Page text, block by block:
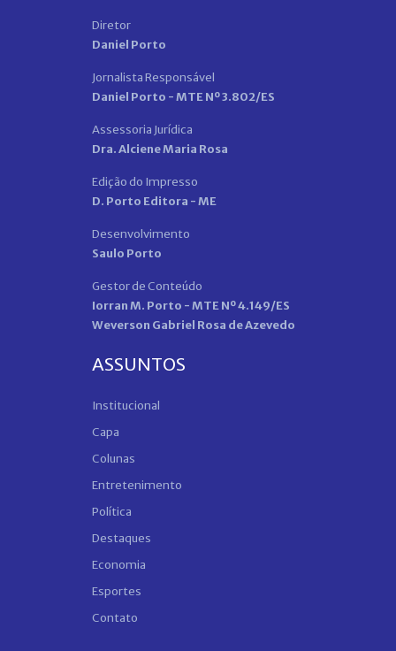
Diretor
Daniel Porto
Jornalista Responsável
Daniel Porto - MTE Nº 3.802/ES
Assessoria Jurídica
Dra. Alciene Maria Rosa
Edição do Impresso
D. Porto Editora - ME
Desenvolvimento
Saulo Porto
Gestor de Conteúdo
Iorran M. Porto - MTE Nº 4.149/ES
Weverson Gabriel Rosa de Azevedo
ASSUNTOS
Institucional
Capa
Colunas
Entretenimento
Política
Destaques
Economia
Esportes
Contato